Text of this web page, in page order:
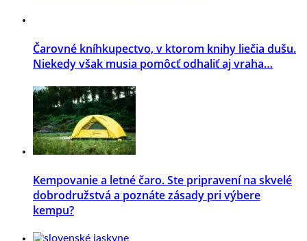
Čarovné kníhkupectvo, v ktorom knihy liečia dušu.
Niekedy však musia pomôcť odhaliť aj vraha…
Kempovanie a letné čaro. Ste pripravení na skvelé
dobrodružstvá a poznáte zásady pri výbere
kempu?